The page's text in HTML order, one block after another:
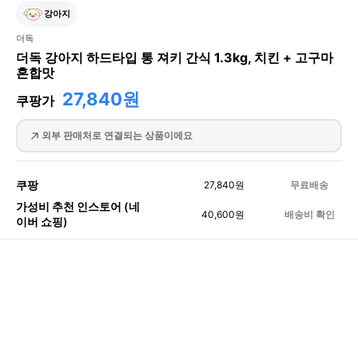
강아지
더독
더독 강아지 하드타입 통 져키 간식 1.3kg, 치킨 + 고구마
혼합맛
쿠팡가 27,840원
외부 판매처로 연결되는 상품이에요
쿠팡 27,840원 무료배송
가성비 추천 인스토어 (네
이버 쇼핑)
40,600원 배송비 확인